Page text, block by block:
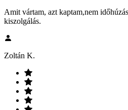
Amit vártam, azt kaptam,nem
kiszolgálás.
Zoltán K.